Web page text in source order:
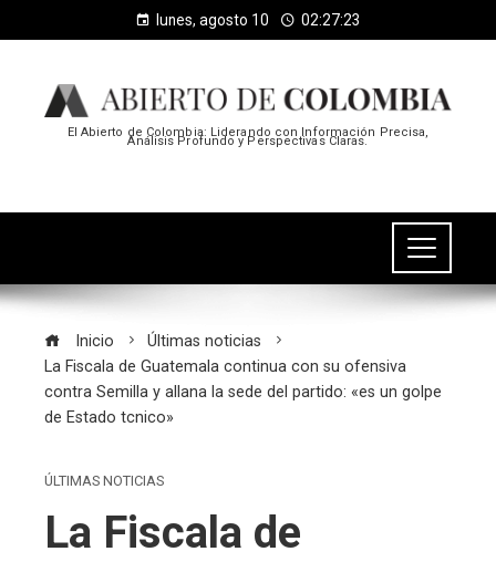
lunes, agosto 10 02:27:24
El Abierto de Colombia: Liderando con Información Precisa,
Análisis Profundo y Perspectivas Claras.
Inicio
Últimas noticias
La Fiscala de Guatemala continua con su ofensiva
contra Semilla y allana la sede del partido: «es un golpe
de Estado tcnico»
ÚLTIMAS NOTICIAS
La Fiscala de